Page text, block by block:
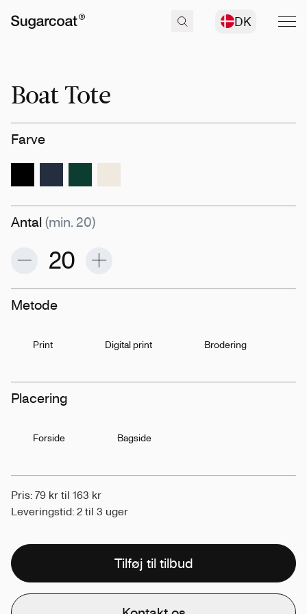
DK
Boat Tote
Farve
Antal (min. 20)
Metode
Print Digital print Brodering
Placering
Forside Bagside
Pris: 79 kr til 163 kr
Leveringstid: 2 til 3 uger
Tilføj til tilbud